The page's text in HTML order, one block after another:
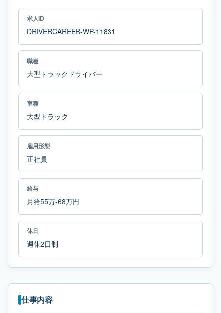
求人ID
DRIVERCAREER-WP-11831
職種
大型トラックドライバー
車種
大型トラック
雇用形態
正社員
給与
月給55万-68万円
休日
週休2日制
仕事内容